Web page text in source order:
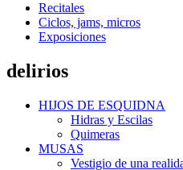
Recitales
Ciclos, jams, micros
Exposiciones
delirios
HIJOS DE ESQUIDNA
Hidras y Escilas
Quimeras
MUSAS
Vestigio de una